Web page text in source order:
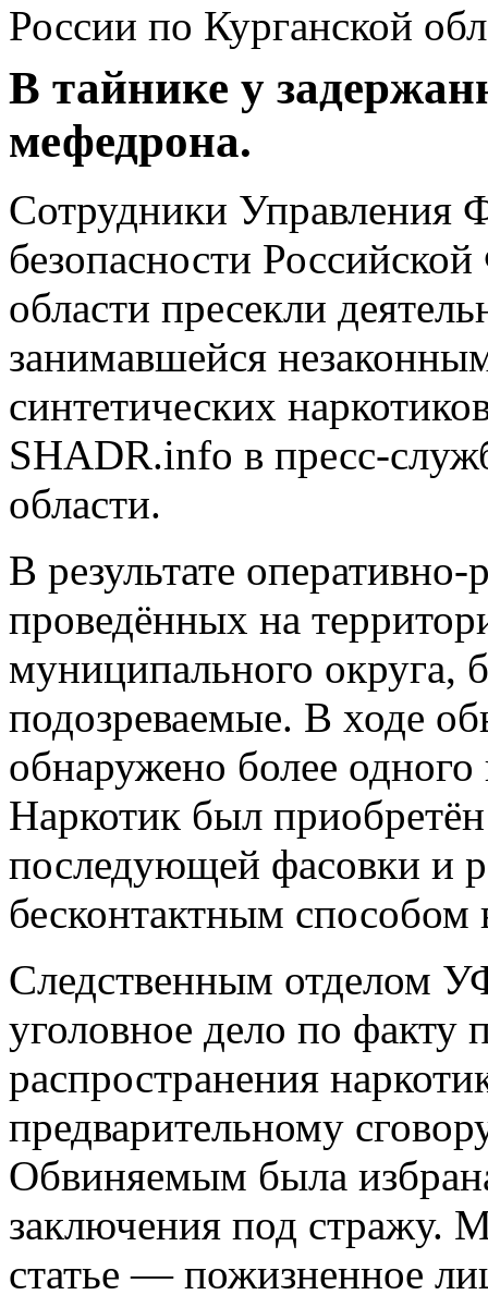
России по Курганской
В тайнике у
мефедрона.
Сотрудники Управления
безопасности
области пресекли
занимавшейся
синтетических
SHADR.info в пресс-
области.
В результате
проведённых на
муниципального округа,
подозреваемые. В ходе
обнаружено более
Наркотик был
последующей фасовки и
бесконтактным способом
Следственным отделом
уголовное дело по факту
распространения
предварительному
Обвиняемым была
заключения под стражу.
статье — пожизненное